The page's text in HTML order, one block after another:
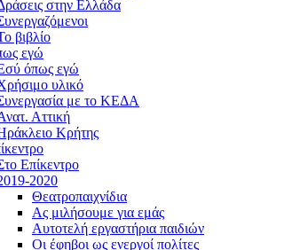
στην Ελλάδα
βιβλίο
εγώ
όπως εγώ
υλικό
με το ΚΕΔΑ
Αττική
Κρήτης
Επίκεντρο
2020
Θεατροπαιχνίδια
Ας μιλήσουμε για εμάς
Αυτοτελή εργαστήρια παιδιών
Οι έφηβοι ως ενεργοί πολίτες